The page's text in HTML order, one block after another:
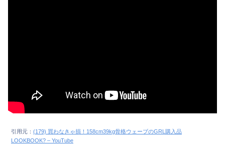
引用元： (179) 買わなきゃ損！158cm39kg骨格ウェーブのGRL購入品
LOOKBOOK? – YouTube